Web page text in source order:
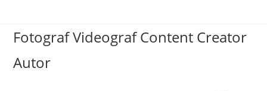
springen
Fotograf Videograf Content Creator
Autor